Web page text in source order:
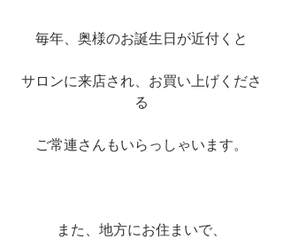
毎年、奥様のお誕生日が近付くと
サロンに来店され、お買い上げくださ
る
ご常連さんもいらっしゃいます。
また、地方にお住まいで、